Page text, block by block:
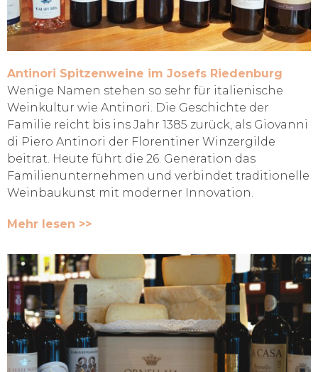
Antinori Spitzenweine im Josefs Riedenburg
Wenige Namen stehen so sehr für italienische
Weinkultur wie Antinori. Die Geschichte der
Familie reicht bis ins Jahr 1385 zurück, als Giovanni
di Piero Antinori der Florentiner Winzergilde
beitrat. Heute führt die 26. Generation das
Familienunternehmen und verbindet traditionelle
Weinbaukunst mit moderner Innovation.
Mehr lesen >>